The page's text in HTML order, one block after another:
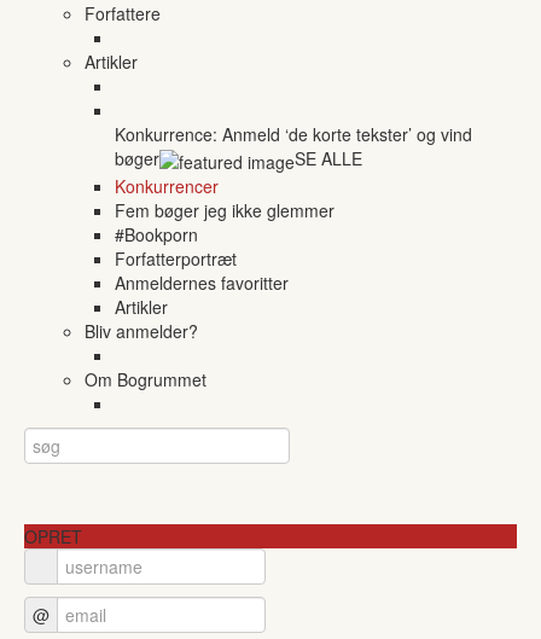
Forfattere
Artikler
Konkurrence: Anmeld ‘de korte tekster’ og vind
bøger
SE ALLE
Konkurrencer
Fem bøger jeg ikke glemmer
#Bookporn
Forfatterportræt
Anmeldernes favoritter
Artikler
Bliv anmelder?
Om Bogrummet
OPRET
@